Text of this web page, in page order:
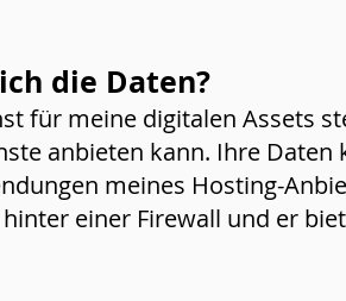
die Daten?
für meine digitalen Assets
anbieten kann. Ihre
meines Hosting-
einer Firewall und er